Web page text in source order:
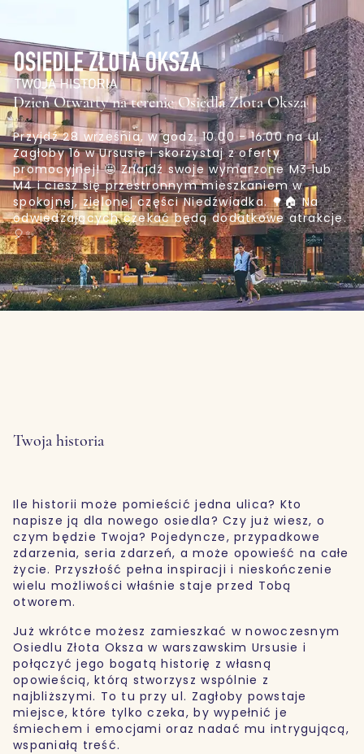
Dzień Otwarty na terenie Osiedla Złota Oksza
Przyjdź 28 września, w godz. 10.00 - 16.00 na ul.
Zagłoby 16 w Ursusie i skorzystaj z oferty
promocyjnej! 🤩 Znajdź swoje wymarzone M3 lub
M4 i ciesz się przestronnym mieszkaniem w
spokojnej, zielonej części Niedźwiadka. 🌳🏠 Na
odwiedzających czekać będą dodatkowe atrakcje.
🎈✨
Twoja historia
Ile historii może pomieścić jedna ulica? Kto
napisze ją dla nowego osiedla? Czy już wiesz, o
czym będzie Twoja? Pojedyncze, przypadkowe
zdarzenia, seria zdarzeń, a może opowieść na całe
życie. Przyszłość pełna inspiracji i nieskończenie
wielu możliwości właśnie staje przed Tobą
otworem.
Już wkrótce możesz zamieszkać w nowoczesnym
Osiedlu Złota Oksza w warszawskim Ursusie i
połączyć jego bogatą historię z własną
opowieścią, którą stworzysz wspólnie z
najbliższymi. To tu przy ul. Zagłoby powstaje
miejsce, które tylko czeka, by wypełnić je
śmiechem i emocjami oraz nadać mu intrygującą,
wspaniałą treść.